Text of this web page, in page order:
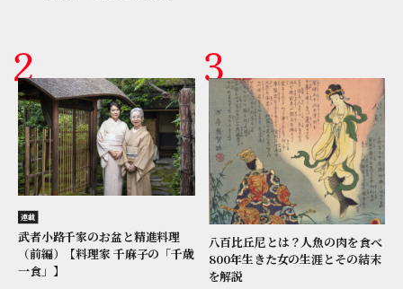
連載
武者小路千家のお盆と精進料理
（前編）【料理家 千麻子の「千歳
一食」】
八百比丘尼とは？人魚の肉を食べ
800年生きた女の生涯とその結末
を解説